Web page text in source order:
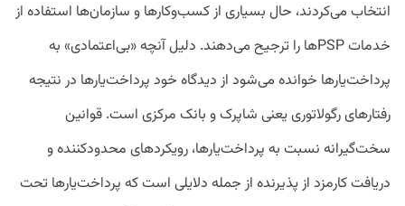
انتخاب می‌کردند، حال بسیاری از کسب‌وکارها و سازمان‌ها استفاده از
خدمات PSPها را ترجیح می‌دهند. دلیل آنچه «بی‌اعتمادی» به
پرداخت‌یارها خوانده می‌شود از دیدگاه خود پرداخت‌یارها در نتیجه
رفتارهای رگولاتوری یعنی شاپرک و بانک مرکزی است. قوانین
سخت‌گیرانه نسبت به پرداخت‌یارها، رویکردهای محدودکننده و
دریافت کارمزد از پذیرنده از جمله دلایلی است که پرداخت‌یارها تحت